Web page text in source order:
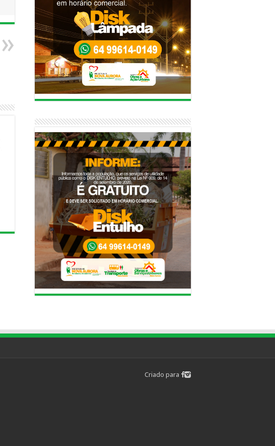
Criado para